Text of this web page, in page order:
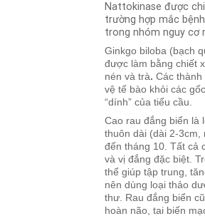
Nattokinase được
trường hợp mắc
trong nhóm nguy cơ
Ginkgo biloba (bạch
được làm bằng chiết
nén và trà. Các
vệ tế bào khỏi các
“dính” của tiểu cầu.
Cao rau đắng biển là
thuôn dài (dài 2-
đến tháng 10. Tất cả
và vị đắng đặc biệt.
thể giúp tập trung,
nên dùng loại thảo
thư. Rau đắng biển
hoàn não, tai biến